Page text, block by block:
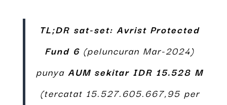
TL;DR sat-set: Avrist Protected
Fund 6 (peluncuran Mar-2024)
punya AUM sekitar IDR 15.528 M
(tercatat 15.527.605.667,95per